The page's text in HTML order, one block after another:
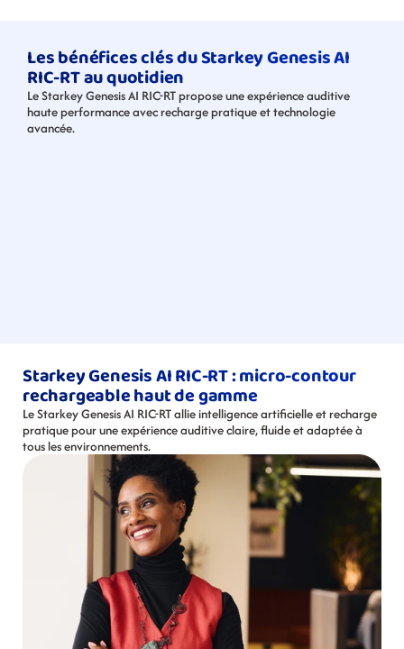
Les bénéfices clés du Starkey Genesis AI
RIC-RT au quotidien
Le Starkey Genesis AI RIC-RT propose une expérience auditive
haute performance avec recharge pratique et technologie
avancée.
Starkey Genesis AI RIC-RT : micro-contour
rechargeable haut de gamme
Le Starkey Genesis AI RIC-RT allie intelligence artificielle et recharge
pratique pour une expérience auditive claire, fluide et adaptée à
tous les environnements.